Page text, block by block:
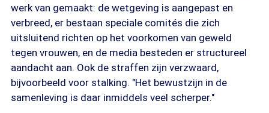
werk van gemaakt: de wetgeving is aangepast en
verbreed, er bestaan speciale comités die zich
uitsluitend richten op het voorkomen van geweld
tegen vrouwen, en de media besteden er structureel
aandacht aan. Ook de straffen zijn verzwaard,
bijvoorbeeld voor stalking. "Het bewustzijn in de
samenleving is daar inmiddels veel scherper."